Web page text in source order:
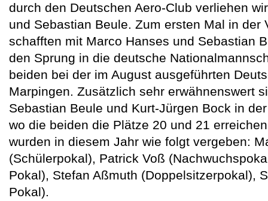
durch den Deutschen Aero-Club verliehen
und Sebastian Beule. Zum ersten Mal in der
schafften mit Marco Hanses und Sebastian
den Sprung in die deutsche
beiden bei der im August ausgeführten
Marpingen. Zusätzlich sehr erwähnenswert
Sebastian Beule und Kurt-Jürgen Bock in
wo die beiden die Plätze 20 und 21
wurden in diesem Jahr wie folgt vergeben:
(Schülerpokal), Patrick Voß
Pokal), Stefan Aßmuth (Doppelsitzerpokal),
Pokal).